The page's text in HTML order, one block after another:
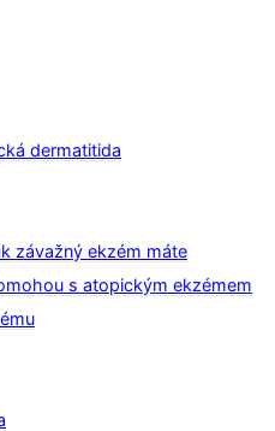
dermatitida
závažný ekzém máte
s atopickým ekzémem